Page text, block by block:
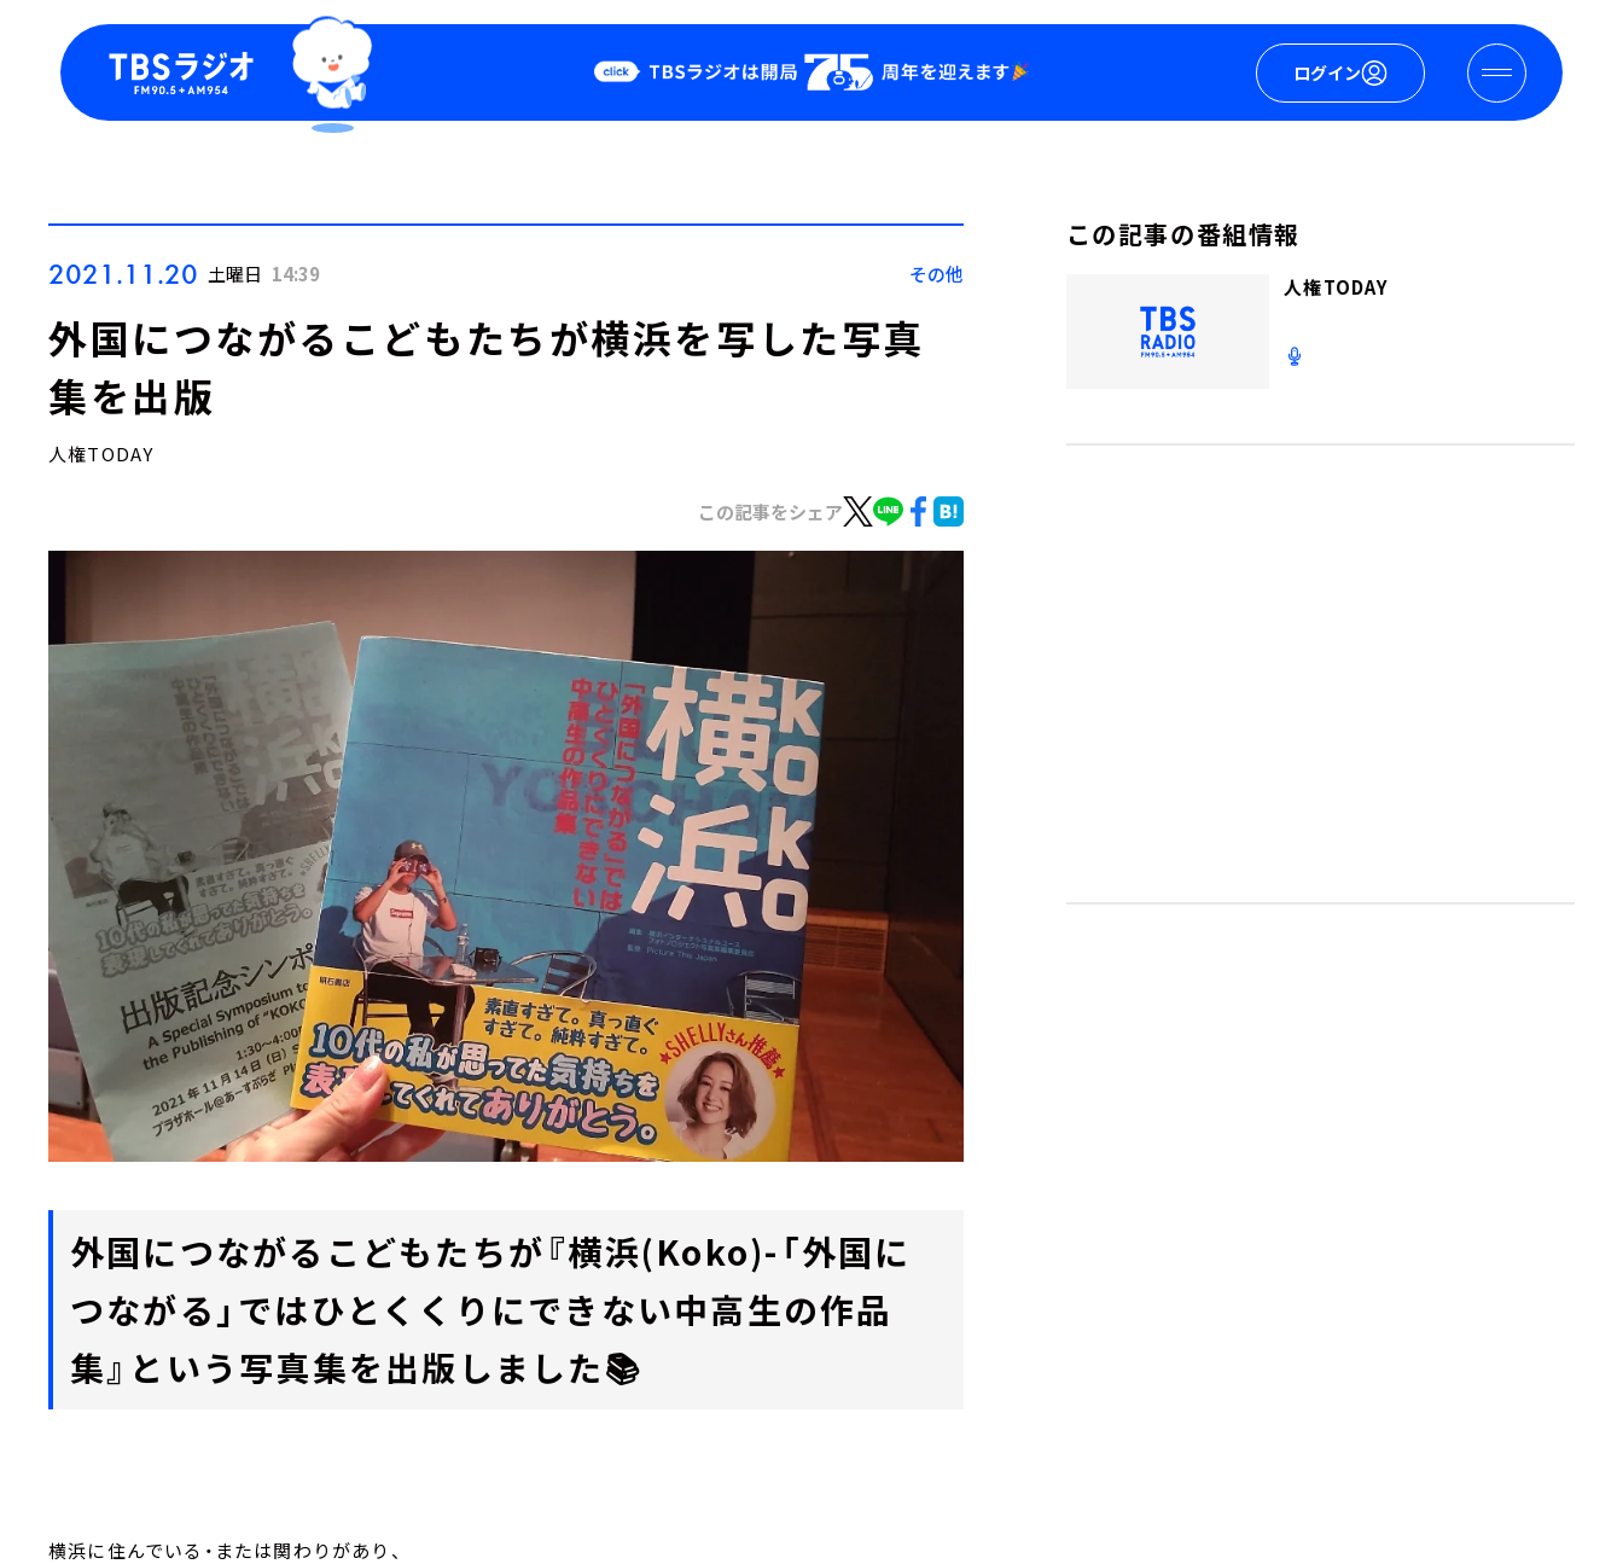
ログイン
Podcast
YouTube
2021.11.20 土曜日 14:39 その他
外国につながるこどもたちが横浜を写した写真
集を出版
人権TODAY
この記事をシェア
外国につながるこどもたちが『横浜(Koko)-「外国に
つながる」ではひとくくりにできない中高生の作品
集』という写真集を出版しました📚
横浜に住んでいる・または関わりがあり、
この記事の番組情報
人権TODAY